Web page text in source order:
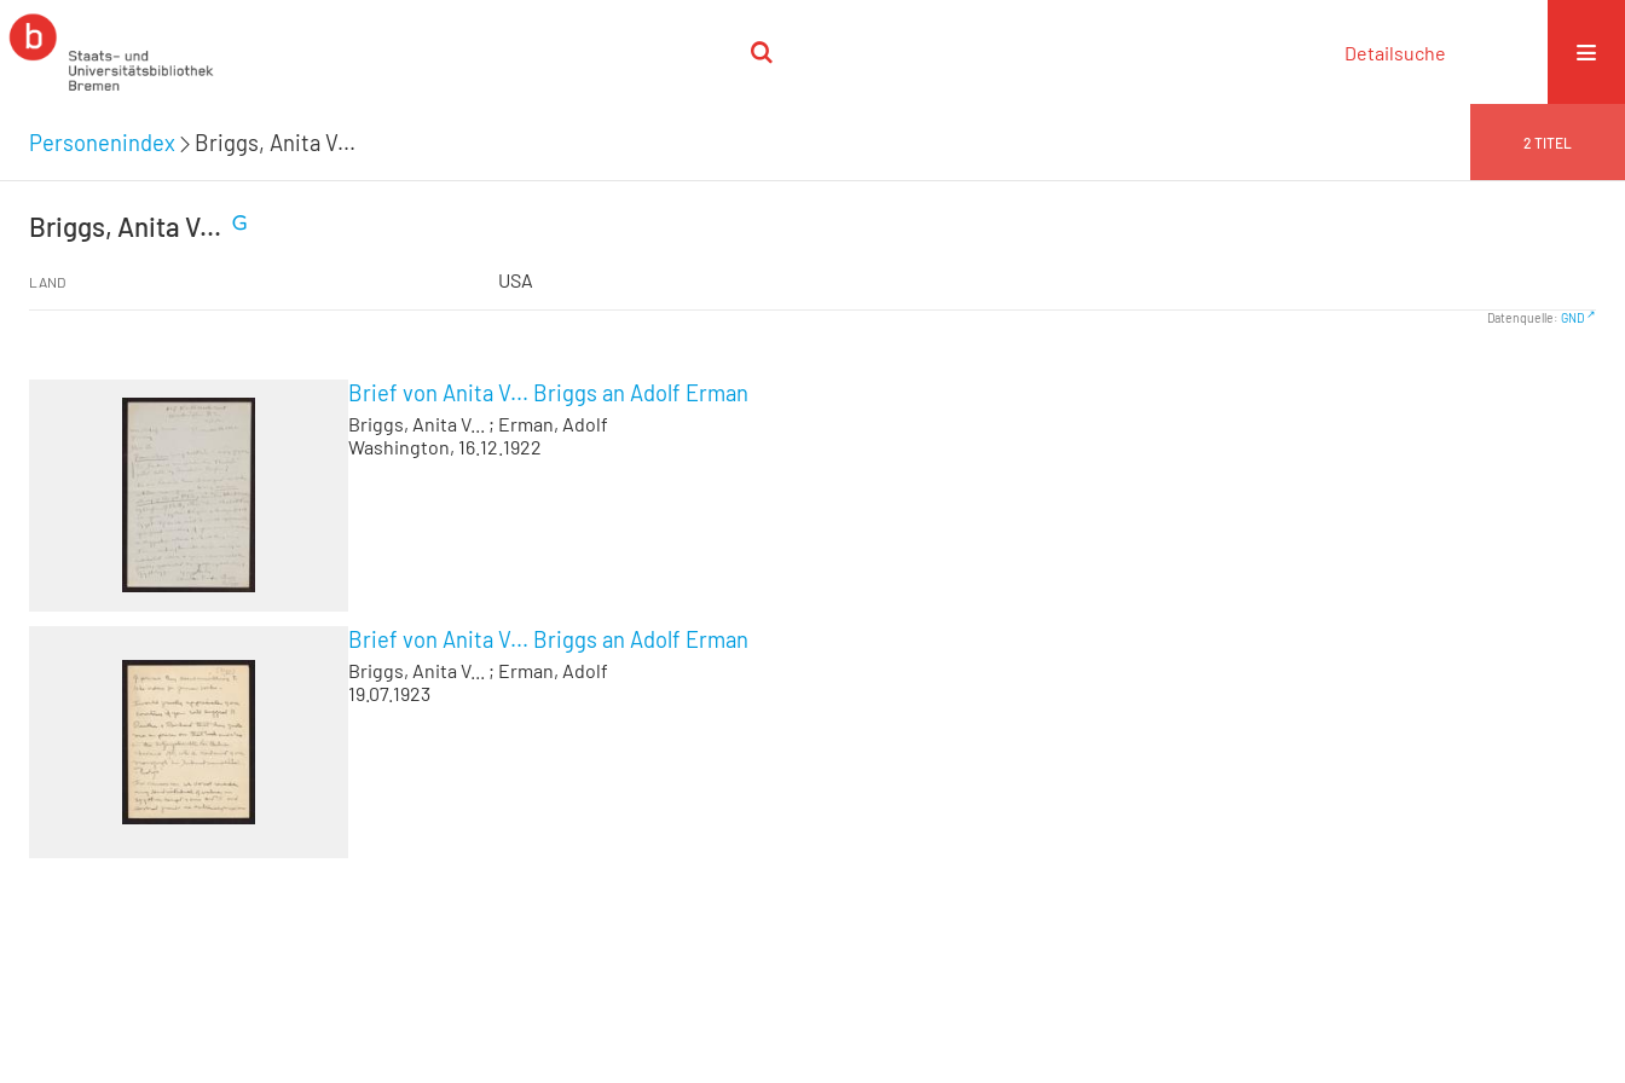
Detailsuche
Personenindex Briggs, Anita V... 2 TITEL
Briggs, Anita V...
LAND USA
Datenquelle: GND
Brief von Anita V... Briggs an Adolf Erman
Briggs, Anita V... ; Erman, Adolf
Washington, 16.12.1922
Brief von Anita V... Briggs an Adolf Erman
Briggs, Anita V... ; Erman, Adolf
19.07.1923